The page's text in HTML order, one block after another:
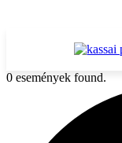
0 események found.